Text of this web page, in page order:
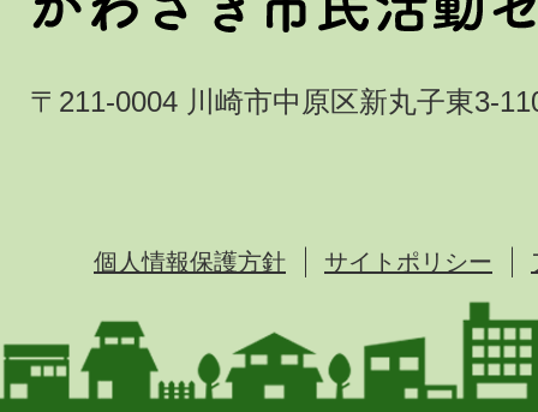
〒211-0004 川崎市中原区新丸子東3-
個人情報保護方針 サイトポリシー